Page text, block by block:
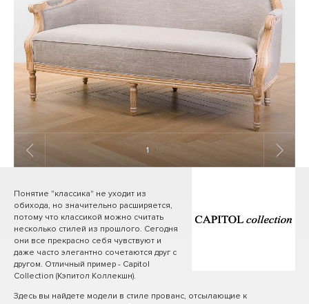
1 / 15
Понятие "классика" не уходит из
обихода, но значительно расширяется,
потому что классикой можно считать
несколько стилей из прошлого. Сегодня
они все прекрасно себя чувствуют и
даже часто элегантно сочетаются друг с
другом. Отличный пример - Capitol
Collection (Кэпитол Коллекшн).
Здесь вы найдете модели в стиле прованс, отсылающие к